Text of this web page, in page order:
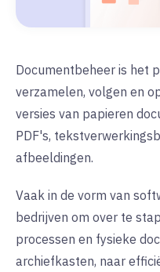
Documentbeheer is het
verzamelen, volgen en
versies van papieren
PDF's,
afbeeldingen.
Vaak in de vorm van
bedrijven om over te
processen en fysieke
archiefkasten, naar